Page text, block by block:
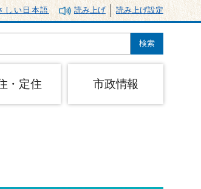
しい日本語 読み上げ 読み上げ設定
・定住 市政情報